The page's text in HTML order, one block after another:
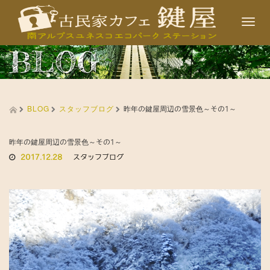
T
o
g
g
g
a
t
i
o
BLOG
BLOG スタッフブログ 昨年の鍵屋周辺の雪景色～その1～
昨年の鍵屋周辺の雪景色～その1～
2017.12.28 スタッフブログ